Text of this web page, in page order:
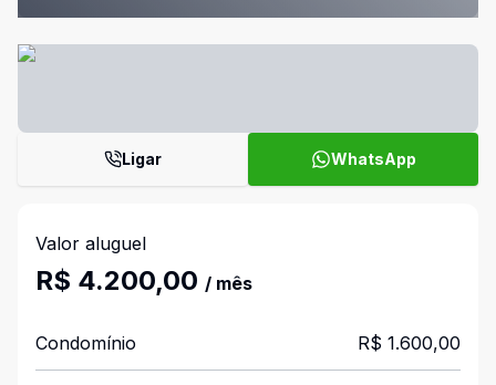
Ligar WhatsApp
Valor aluguel
R$ 4.200,00 / mês
Condomínio R$ 1.600,00